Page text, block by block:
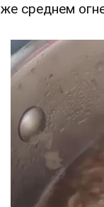
же среднем